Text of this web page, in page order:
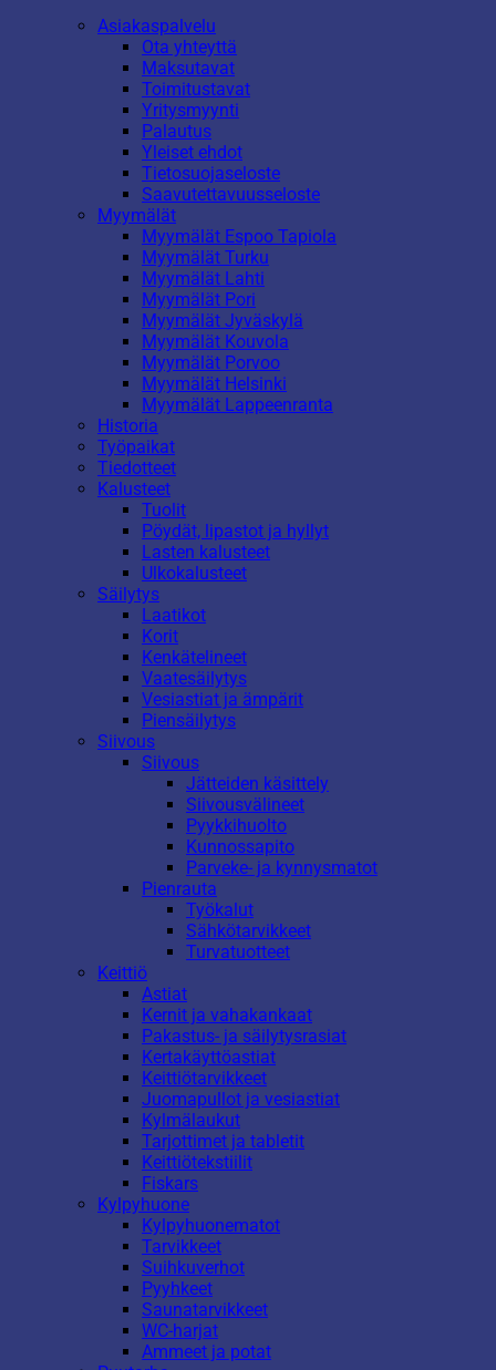
Asiakaspalvelu
Ota yhteyttä
Maksutavat
Toimitustavat
Yritysmyynti
Palautus
Yleiset ehdot
Tietosuojaseloste
Saavutettavuusseloste
Myymälät
Myymälät Espoo Tapiola
Myymälät Turku
Myymälät Lahti
Myymälät Pori
Myymälät Jyväskylä
Myymälät Kouvola
Myymälät Porvoo
Myymälät Helsinki
Myymälät Lappeenranta
Historia
Työpaikat
Tiedotteet
Kalusteet
Tuolit
Pöydät, lipastot ja hyllyt
Lasten kalusteet
Ulkokalusteet
Säilytys
Laatikot
Korit
Kenkätelineet
Vaatesäilytys
Vesiastiat ja ämpärit
Piensäilytys
Siivous
Siivous
Jätteiden käsittely
Siivousvälineet
Pyykkihuolto
Kunnossapito
Parveke- ja kynnysmatot
Pienrauta
Työkalut
Sähkötarvikkeet
Turvatuotteet
Keittiö
Astiat
Kernit ja vahakankaat
Pakastus- ja säilytysrasiat
Kertakäyttöastiat
Keittiötarvikkeet
Juomapullot ja vesiastiat
Kylmälaukut
Tarjottimet ja tabletit
Keittiötekstiilit
Fiskars
Kylpyhuone
Kylpyhuonematot
Tarvikkeet
Suihkuverhot
Pyyhkeet
Saunatarvikkeet
WC-harjat
Ammeet ja potat